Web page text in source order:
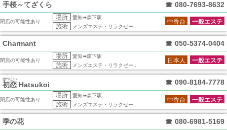
手桜～てざくら ☎ 080-7693-8632
閉店の可能性あり
場所 愛知➠森下駅
施術 メンズエステ・リラクゼー..
一般エステ
中香台
Charmant ☎ 050-5374-0404
閉店の可能性あり
場所 愛知➠森下駅
施術 メンズエステ・リラクゼー..
一般エステ
日本人
初恋
はつこい
Hatsukoi ☎ 090-8184-7778
閉店の可能性あり
場所 愛知➠森下駅
施術 メンズエステ・リラクゼー..
一般エステ
中香台
季の花 ☎ 080-6981-5169